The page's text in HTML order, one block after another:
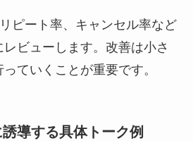
ピート率、キャンセル率など
ビューします。改善は小さ
ていくことが重要です。
導する具体トーク例